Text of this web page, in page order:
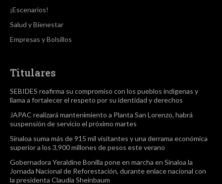
¡Escenarios!
Salud y Bienestar
Empresas y Bolsillos
Titulares
SEBIDES reafirma su compromiso con los pueblos indígenas y
llama a fortalecer el respeto por su identidad y derechos
JAPAC realizará mantenimiento a Planta San Lorenzo, habrá
suspensión de servicio el próximo martes
Sinaloa suma más de 915 mil visitantes y una derrama económica
superior a los 3,900 millones de pesos este verano
Gobernadora Yeraldine Bonilla pone en marcha en Sinaloa la
Jornada Nacional de Reforestación, durante enlace nacional con
la presidenta Claudia Sheinbaum